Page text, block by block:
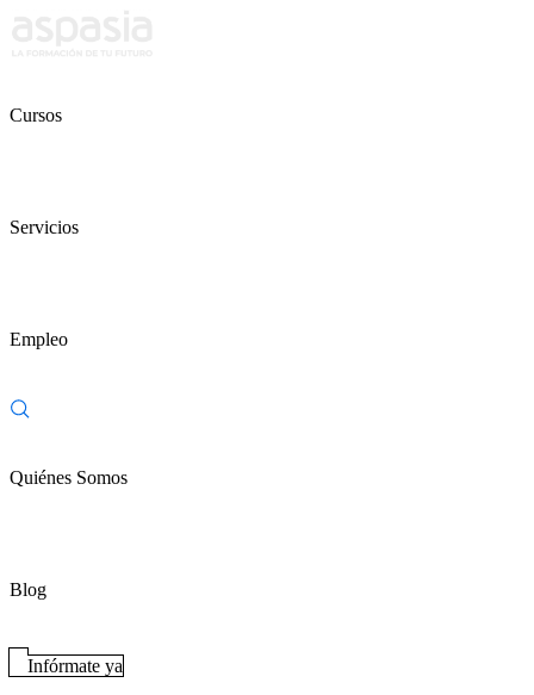
Cursos
Servicios
Empleo
Quiénes Somos
Blog
Infórmate ya